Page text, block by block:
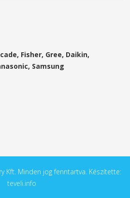
Fisher, Gree, Daikin,
Samsung
Kft. Minden jog fenntartva. Készítette:
teveli.info